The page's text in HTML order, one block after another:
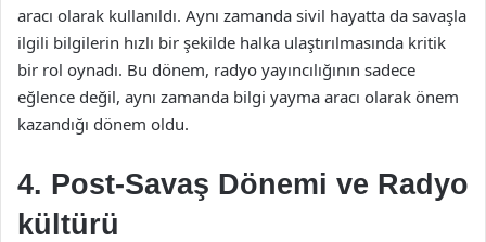
aracı olarak kullanıldı. Aynı zamanda sivil hayatta da savaşla
ilgili bilgilerin hızlı bir şekilde halka ulaştırılmasında kritik
bir rol oynadı. Bu dönem, radyo yayıncılığının sadece
eğlence değil, aynı zamanda bilgi yayma aracı olarak önem
kazandığı dönem oldu.
4. Post-Savaş Dönemi ve Radyo
kültürü